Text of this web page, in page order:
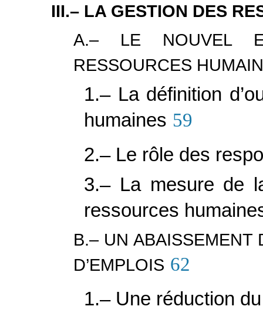
III.– LA GESTION DES
A.– LE NOUVEL
RESSOURCES
1.– La définition
humaines 59
2.– Le rôle des
3.– La mesure de
ressources
B.– UN ABAISSEMENT
D’EMPLOIS 62
1.– Une réduction